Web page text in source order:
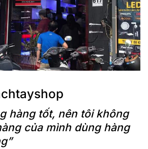
hàng tốt, nên tôi không
của mình dùng hàng